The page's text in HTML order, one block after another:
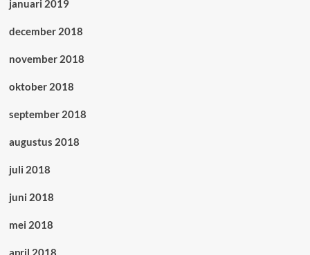
januari 2019
december 2018
november 2018
oktober 2018
september 2018
augustus 2018
juli 2018
juni 2018
mei 2018